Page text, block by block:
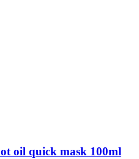
oil quick mask 100ml